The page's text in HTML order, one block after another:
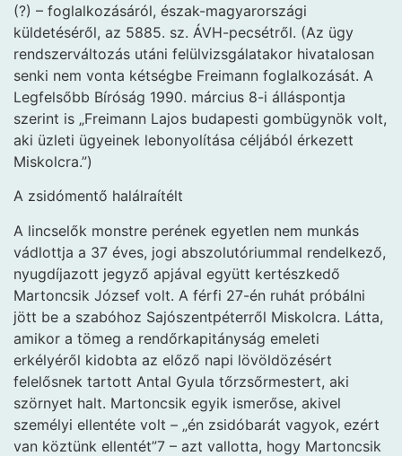
(?) – foglalkozásáról, észak-magyarországi
küldetéséről, az 5885. sz. ÁVH-pecsétről. (Az ügy
rendszerváltozás utáni felülvizsgálatakor hivatalosan
senki nem vonta kétségbe Freimann foglalkozását. A
Legfelsőbb Bíróság 1990. március 8-i álláspontja
szerint is „Freimann Lajos budapesti gombügynök volt,
aki üzleti ügyeinek lebonyolítása céljából érkezett
Miskolcra.”)
A zsidómentő halálraítélt
A lincselők monstre perének egyetlen nem munkás
vádlottja a 37 éves, jogi abszolutóriummal rendelkező,
nyugdíjazott jegyző apjával együtt kertészkedő
Martoncsik József volt. A férfi 27-én ruhát próbálni
jött be a szabóhoz Sajószentpéterről Miskolcra. Látta,
amikor a tömeg a rendőrkapitányság emeleti
erkélyéről kidobta az előző napi lövöldözésért
felelősnek tartott Antal Gyula tőrzsőrmestert, aki
szörnyet halt. Martoncsik egyik ismerőse, akivel
személyi ellentéte volt – „én zsidóbarát vagyok, ezért
van köztünk ellentét”7 – azt vallotta, hogy Martoncsik